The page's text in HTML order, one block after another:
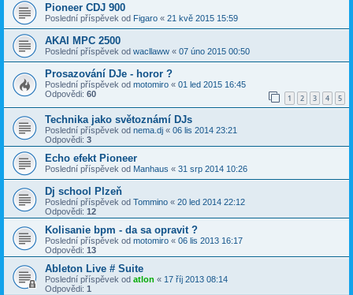
Pioneer CDJ 900
Poslední příspěvek od Figaro « 21 kvě 2015 15:59
AKAI MPC 2500
Poslední příspěvek od wacllaww « 07 úno 2015 00:50
Prosazování DJe - horor ?
Poslední příspěvek od motomiro « 01 led 2015 16:45
Odpovědi: 60 1 2 3 4 5
Technika jako světoznámí DJs
Poslední příspěvek od nema.dj « 06 lis 2014 23:21
Odpovědi: 3
Echo efekt Pioneer
Poslední příspěvek od Manhaus « 31 srp 2014 10:26
Dj school Plzeň
Poslední příspěvek od Tommino « 20 led 2014 22:12
Odpovědi: 12
Kolisanie bpm - da sa opravit ?
Poslední příspěvek od motomiro « 06 lis 2013 16:17
Odpovědi: 13
Ableton Live # Suite
Poslední příspěvek od atlon « 17 říj 2013 08:14
Odpovědi: 1